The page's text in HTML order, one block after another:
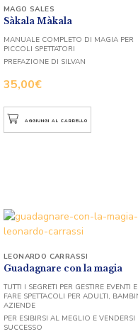
Sàkala Màkala
35,00€
MAGO SALES
MANUALE COMPLETO DI MAGIA PER
PICCOLI SPETTATORI
PREFAZIONE DI SILVAN
AGGIUNGI AL CARRELLO
Guadagnare con la magia
LEONARDO CARRASSI
TUTTI I SEGRETI PER GESTIRE EVENTI E
FARE SPETTACOLI PER ADULTI,
AZIENDE
PER ESIBIRSI AL MEGLIO E VENDERSI
SUCCESSO